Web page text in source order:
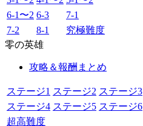
6-1〜2 6-3
7-1
7-2
8-1
究極難度
零の英雄
攻略＆報酬まとめ
ステージ1 ステージ2 ステージ3
ステージ4 ステージ5 ステージ6
超高難度